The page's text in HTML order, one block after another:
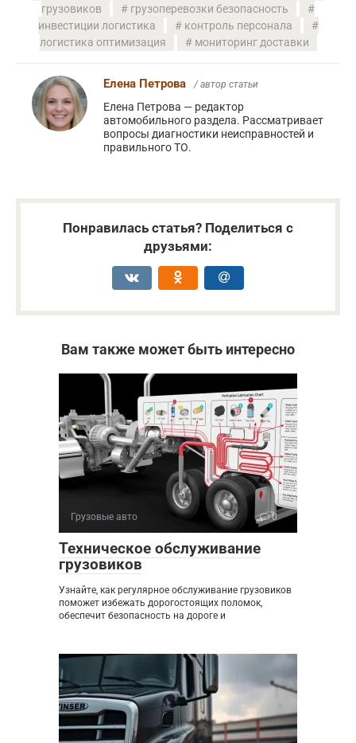
грузовиков
грузоперевозки безопасность
инвестиции логистика
контроль персонала
логистика оптимизация
мониторинг доставки
Елена Петрова / автор статьи
Елена Петрова — редактор
автомобильного раздела. Рассматривает
вопросы диагностики неисправностей и
правильного ТО.
Понравилась статья? Поделиться с
друзьями:
Вам также может быть интересно
Грузовые авто 0
Техническое обслуживание
грузовиков
Узнайте, как регулярное обслуживание грузовиков
поможет избежать дорогостоящих поломок,
обеспечит безопасность на дороге и